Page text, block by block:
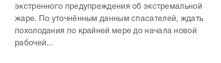
экстренного предупреждения об экстремальной
жаре. По уточнённым данным спасателей, ждать
похолодания по крайней мере до начала новой
рабочей...